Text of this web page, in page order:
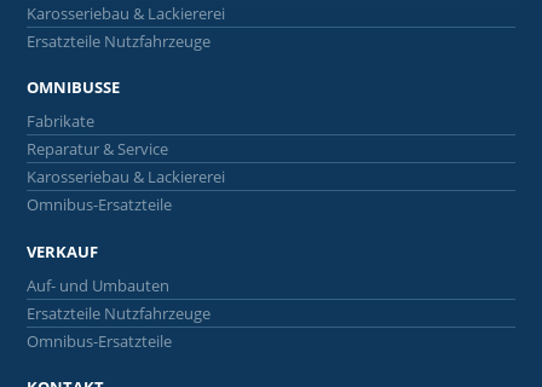
Karosseriebau & Lackiererei
Ersatzteile Nutzfahrzeuge
OMNIBUSSE
Fabrikate
Reparatur & Service
Karosseriebau & Lackiererei
Omnibus-Ersatzteile
VERKAUF
Auf- und Umbauten
Ersatzteile Nutzfahrzeuge
Omnibus-Ersatzteile